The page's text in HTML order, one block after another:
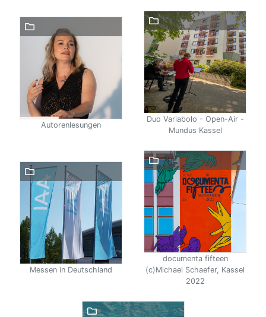
Autorenlesungen
Duo Variabolo - Open-Air -
Mundus Kassel
Messen in Deutschland
documenta fifteen
(c)Michael Schaefer, Kassel
2022